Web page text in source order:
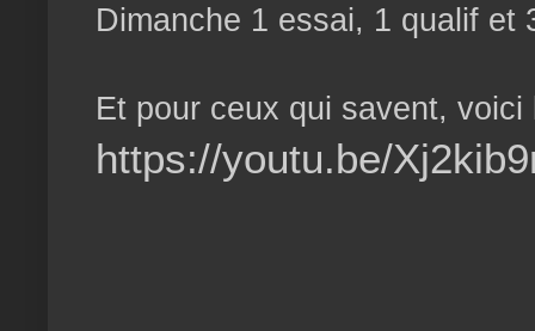
Dimanche 1 essai, 1 qualif et
Et pour ceux qui savent,
https://youtu.be/